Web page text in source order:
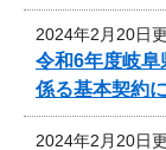
2024年2月20日
令和6年度岐阜
係る基本契約
2024年2月20日